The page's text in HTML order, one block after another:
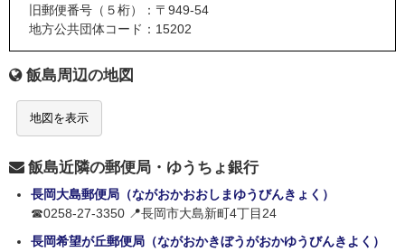
旧郵便番号（５桁）：〒949-54
地方公共団体コード：15202
飯島周辺の地図
地図を表示
飯島近隣の郵便局・ゆうちょ銀行
長岡大島郵便局（ながおかおおしまゆうびんきょく）
☎0258-27-3350 📍長岡市大島新町4丁目24
長岡希望が丘郵便局（ながおかきぼうがおかゆうびんきよく）